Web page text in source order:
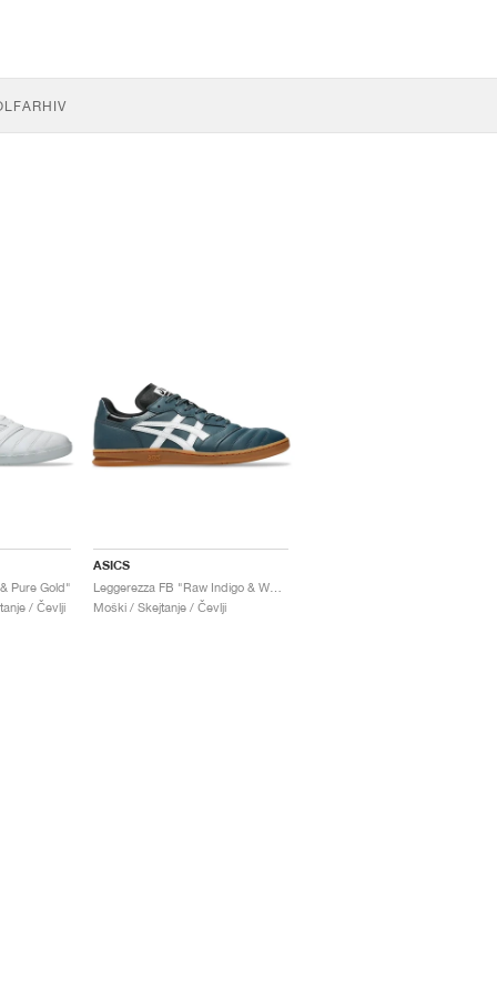
ARHIV
Pure Gold"
/ Čevlji
ASICS
Moški / Skejtanje / Čevlji